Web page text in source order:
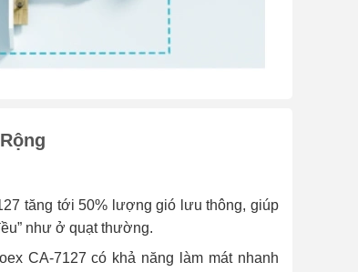
tăng tới 50% lượng gió lưu thông, giúp
như ở quạt thường.
CA-7127 có khả năng làm mát nhanh